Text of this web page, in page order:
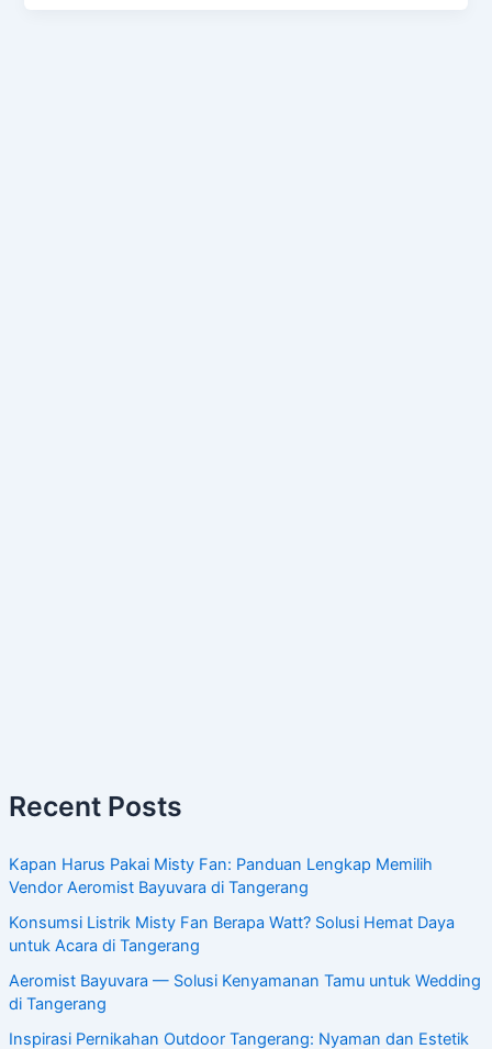
Recent Posts
Kapan Harus Pakai Misty Fan: Panduan Lengkap Memilih
Vendor Aeromist Bayuvara di Tangerang
Konsumsi Listrik Misty Fan Berapa Watt? Solusi Hemat Daya
untuk Acara di Tangerang
Aeromist Bayuvara — Solusi Kenyamanan Tamu untuk Wedding
di Tangerang
Inspirasi Pernikahan Outdoor Tangerang: Nyaman dan Estetik